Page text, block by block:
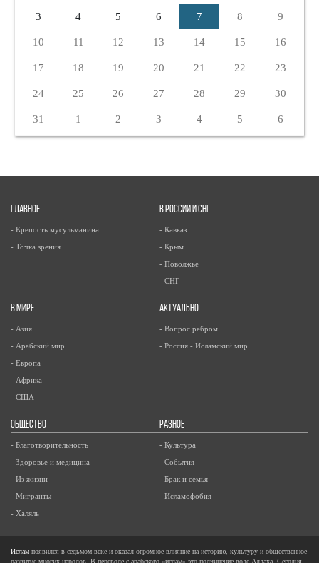
3 4 5 6 7 8 9
10 11 12 13 14 15 16
17 18 19 20 21 22 23
24 25 26 27 28 29 30
31 1 2 3 4 5 6
ГЛАВНОЕ
- Крепость мусульманина
- Точка зрения
В РОССИИ И СНГ
- Кавказ
- Крым
- Поволжье
- СНГ
В МИРЕ
- Азия
- Арабский мир
- Европа
- Африка
- США
АКТУАЛЬНО
- Вопрос ребром
- Россия - Исламский мир
ОБЩЕСТВО
- Благотворительность
- Здоровье и медицина
- Из жизни
- Мигранты
- Халяль
РАЗНОЕ
- Культура
- События
- Брак и семья
- Исламофобия
Ислам появился в седьмом веке и оказал огромное влияние на историю, культуру и общественное
развитие многих народов. В переводе с арабского «ислам» это подчинение воле Аллаха. Сегодня